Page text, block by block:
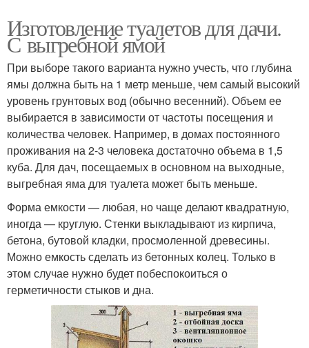
Изготовление туалетов для дачи.
С выгребной ямой
При выборе такого варианта нужно учесть, что глубина
ямы должна быть на 1 метр меньше, чем самый высокий
уровень грунтовых вод (обычно весенний). Объем ее
выбирается в зависимости от частоты посещения и
количества человек. Например, в домах постоянного
проживания на 2-3 человека достаточно объема в 1,5
куба. Для дач, посещаемых в основном на выходные,
выгребная яма для туалета может быть меньше.
Форма емкости — любая, но чаще делают квадратную,
иногда — круглую. Стенки выкладывают из кирпича,
бетона, бутовой кладки, просмоленной древесины.
Можно емкость сделать из бетонных колец. Только в
этом случае нужно будет побеспокоиться о
герметичности стыков и дна.